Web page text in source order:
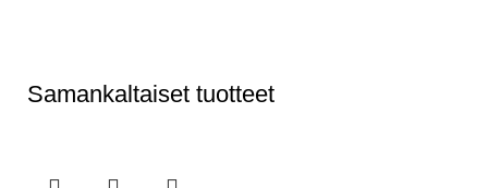
Samankaltaiset tuotteet